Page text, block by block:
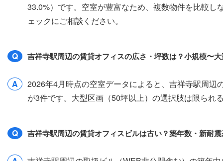
33.0%）です。空室が豊富なため、複数物件を比較
ェックにご相談ください。
Q 吉祥寺駅周辺の賃貸オフィスの広さ・坪数は？小規模〜
A
2026年4月時点の空室データによると、吉祥寺駅周
が3件です。大型区画（50坪以上）の選択肢は限られ
Q 吉祥寺駅周辺の賃貸オフィスビルは古い？築年数・新耐